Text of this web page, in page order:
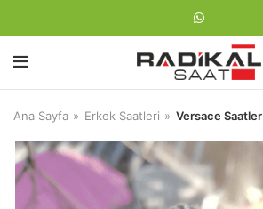
Ana Sayfa Erkek Saatleri Versace Saatler